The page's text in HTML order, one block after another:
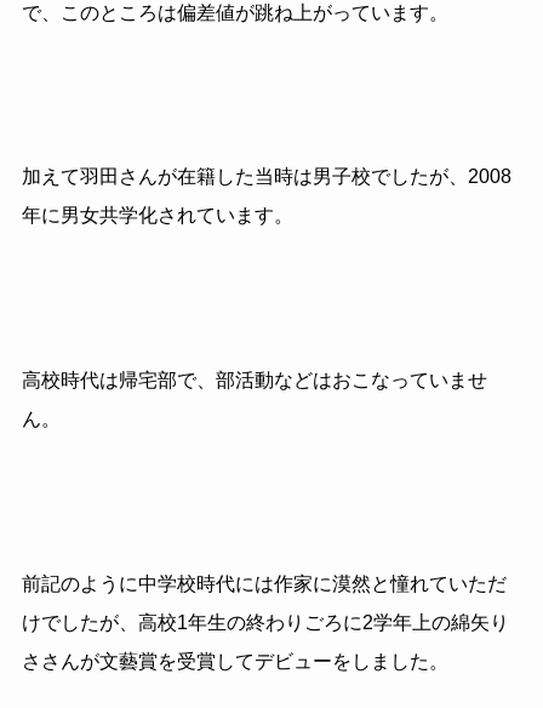
で、このところは偏差値が跳ね上がっています。
加えて羽田さんが在籍した当時は男子校でしたが、2008
年に男女共学化されています。
高校時代は帰宅部で、部活動などはおこなっていませ
ん。
前記のように中学校時代には作家に漠然と憧れていただ
けでしたが、高校1年生の終わりごろに2学年上の綿矢り
ささんが文藝賞を受賞してデビューをしました。